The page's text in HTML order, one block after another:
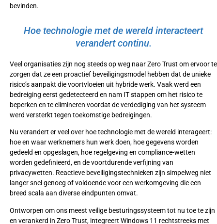
bevinden.
Hoe technologie met de wereld interacteert
verandert continu.
Veel organisaties zijn nog steeds op weg naar Zero Trust om ervoor te
zorgen dat ze een proactief beveiligingsmodel hebben dat de unieke
risico’s aanpakt die voortvloeien uit hybride werk. Vaak werd een
bedreiging eerst gedetecteerd en nam IT stappen om het risico te
beperken en te elimineren voordat de verdediging van het systeem
werd versterkt tegen toekomstige bedreigingen.
Nu verandert er veel over hoe technologie met de wereld interageert:
hoe en waar werknemers hun werk doen, hoe gegevens worden
gedeeld en opgeslagen, hoe regelgeving en compliance-wetten
worden gedefinieerd, en de voortdurende verfijning van
privacywetten. Reactieve beveiligingstechnieken zijn simpelweg niet
langer snel genoeg of voldoende voor een werkomgeving die een
breed scala aan diverse eindpunten omvat.
Ontworpen om ons meest veilige besturingssysteem tot nu toe te zijn
en verankerd in Zero Trust, integreert Windows 11 rechtstreeks met